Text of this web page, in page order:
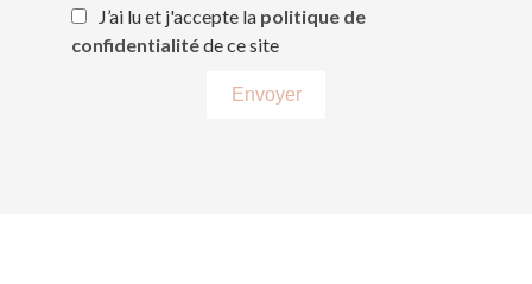
J’ai lu et j'accepte la politique de
confidentialitéde ce site
Envoyer